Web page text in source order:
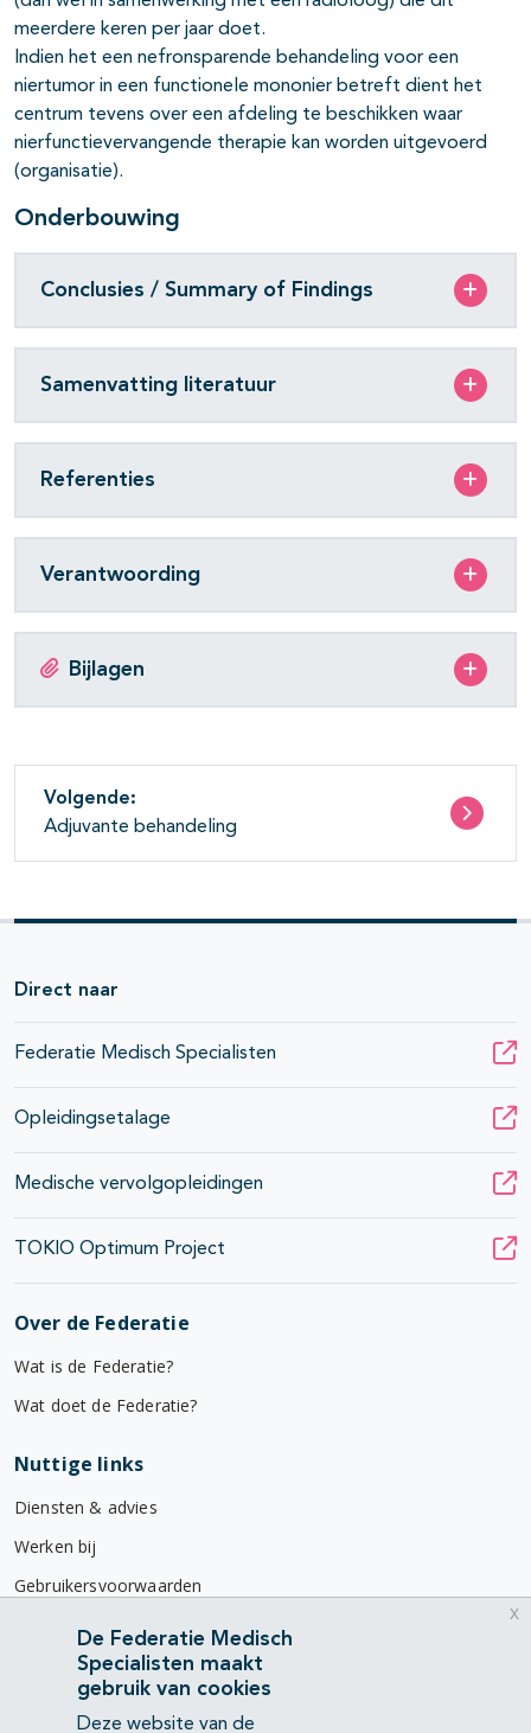
meerdere keren per jaar doet.
Indien het een nefronsparende behandeling voor een
niertumor in een functionele mononier betreft dient het
centrum tevens over een afdeling te beschikken waar
nierfunctievervangende therapie kan worden uitgevoerd
(organisatie).
Onderbouwing
Conclusies / Summary of Findings
Samenvatting literatuur
Referenties
Verantwoording
Bijlagen
Volgende:
Adjuvante behandeling
Direct naar
Federatie Medisch Specialisten
Opleidingsetalage
Medische vervolgopleidingen
TOKIO Optimum Project
Over de Federatie
Wat is de Federatie?
Wat doet de Federatie?
Nuttige links
Diensten & advies
Werken bij
Gebruikersvoorwaarden
Privacyverklaring
Contact
Mercatorlaan 1200
De Federatie Medisch
Specialisten maakt
gebruik van cookies
Deze website van de
x